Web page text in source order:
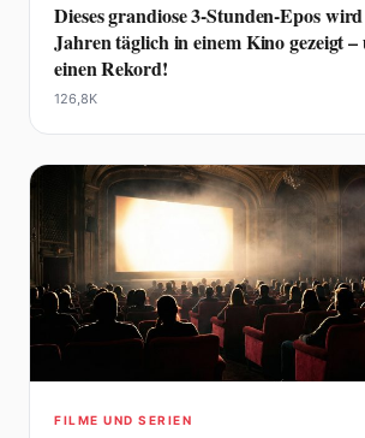
Dieses grandiose 3-Stunden-Epos
Jahren täglich in einem Kino gezeigt
einen Rekord!
126,8K
FILME UND SERIEN